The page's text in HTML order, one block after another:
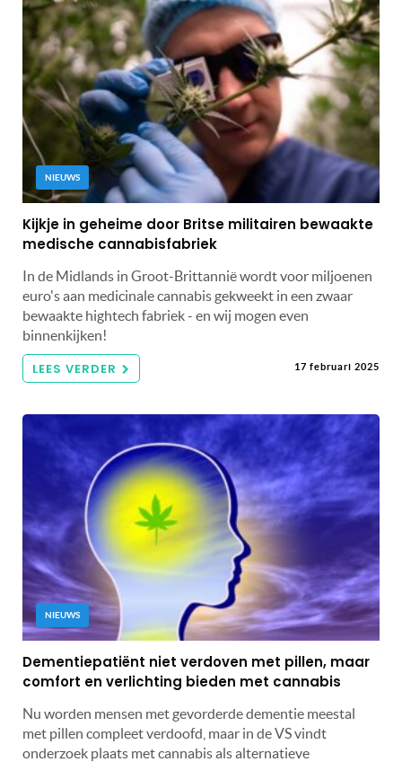
NIEUWS
Kijkje in geheime door Britse militairen bewaakte
medische cannabisfabriek
In de Midlands in Groot-Brittannië wordt voor miljoenen
euro's aan medicinale cannabis gekweekt in een zwaar
bewaakte hightech fabriek - en wij mogen even
binnenkijken!
LEES VERDER 17 februari 2025
NIEUWS
Dementiepatiënt niet verdoven met pillen, maar
comfort en verlichting bieden met cannabis
Nu worden mensen met gevorderde dementie meestal
met pillen compleet verdoofd, maar in de VS vindt
onderzoek plaats met cannabis als alternatieve